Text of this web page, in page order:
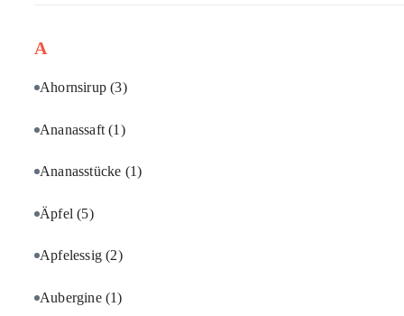
A
Ahornsirup(3)
Ananassaft(1)
Ananasstücke (1)
Äpfel(5)
Apfelessig(2)
Aubergine (1)